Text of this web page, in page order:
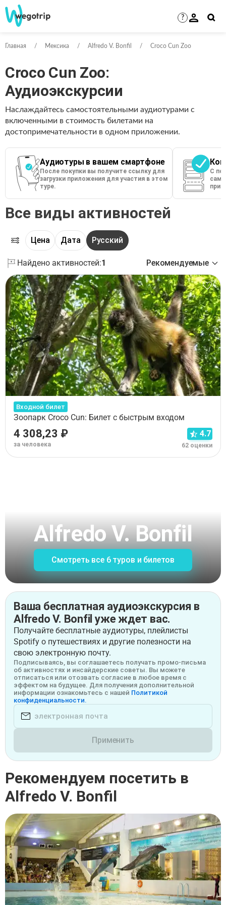
?
Главная Мексика Alfredo V. Bonfil Croco Cun Zoo
Croco Cun Zoo:
Аудиоэкскурсии
Наслаждайтесь самостоятельными аудиотурами с
включенными в стоимость билетами на
достопримечательности в одном приложении.
Аудиотуры в вашем смартфоне
После покупки вы получите ссылку для
загрузки приложения для участия в этом
туре.
С
Все виды активностей
Цена Дата Русский
Найдено активностей:1 Рекомендуемые
Входной билет
Зоопарк Croco Cun: Билет с быстрым входом
4 308,23 ₽
за человека
4.7
62 оценки
Alfredo V. Bonfil
Смотреть все 6 туров и билетов
Ваша бесплатная аудиоэкскурсия в
Alfredo V. Bonfil уже ждет вас.
Получайте бесплатные аудиотуры, плейлисты
Spotify о путешествиях и другие полезности на
свою электронную почту.
Подписываясь, вы соглашаетесь получать промо-письма
об активностях и инсайдерские советы. Вы можете
отписаться или отозвать согласие в любое время с
эффектом на будущее. Для получения дополнительной
информации ознакомьтесь с нашей Политикой
конфиденциальности.
Применить
Рекомендуем посетить в
Alfredo V. Bonfil